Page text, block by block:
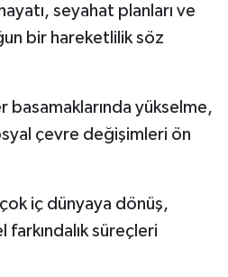
seyahat planları ve
bir hareketlilik söz
basamaklarında yükselme,
çevre değişimleri ön
çok iç dünyaya dönüş,
farkındalık süreçleri